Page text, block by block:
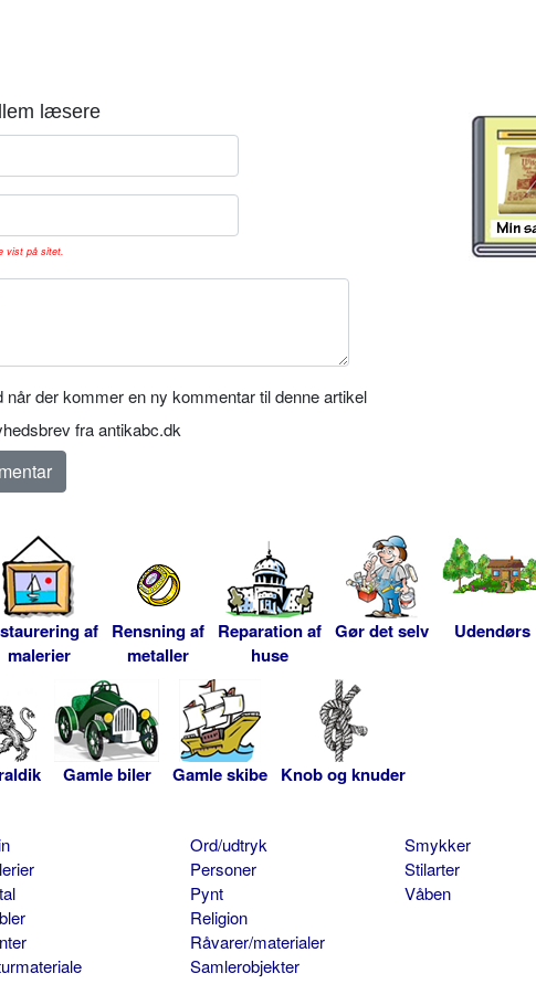
læsere
vist på sitet.
når der kommer en ny kommentar til denne artikel
fra antikabc.dk
af
malerier
Rensning af
metaller
Reparation af
huse
Gør det selv Udendørs
Gamle biler Gamle skibe Knob og knuder
Ord/udtryk
Personer
Pynt
Religion
Råvarer/materialer
Samlerobjekter
Smykker
Stilarter
Våben